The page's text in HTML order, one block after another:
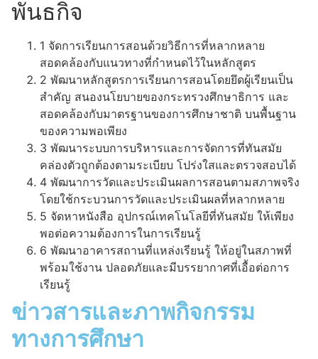
พันธกิจ
1 จัดการเรียนการสอนด้วยวิธีการที่หลากหลาย
สอดคล้องกับแนวทางที่กำหนดไว้ในหลักสูตร
2 พัฒนาหลักสูตรการเรียนการสอนโดยยึดผู้เรียนเป็น
สำคัญ สนองนโยบายของกระทรวงศึกษาธิการ และ
สอดคล้องกับมาตรฐานของการศึกษาชาติ บนพื้นฐาน
ของความพอเพียง
3 พัฒนาระบบการบริหารและการจัดการที่ทันสมัย
คล่องตัวถูกต้องตามระเบียบ โปร่งใสและตรวจสอบได้
4 พัฒนาการวัดและประเมินผลการสอนตามสภาพจริง
โดยใช้กระบวนการวัดและประเมินผลที่หลากหลาย
5 จัดหาหนังสือ อุปกรณ์เทคโนโลยีที่ทันสมัย ให้เพียง
พอต่อความต้องการในการเรียนรู้
6 พัฒนาอาคารสถานที่แหล่งเรียนรู้ ให้อยู่ในสภาพที่
พร้อมใช้งาน ปลอดภัยและมีบรรยากาศที่เอื้อต่อการ
เรียนรู้
ข่าวสารและภาพกิจกรรม
ทางการศึกษา